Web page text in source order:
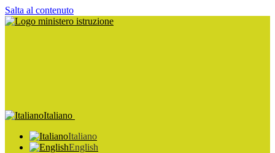
Salta al contenuto
Italiano
Italiano
English